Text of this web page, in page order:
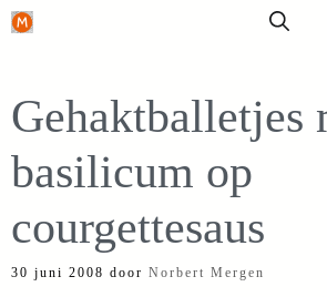
Ga
inhoud
Gehaktballetjes
basilicum op
courgettesaus
30 juni 2008 door Norbert Mergen